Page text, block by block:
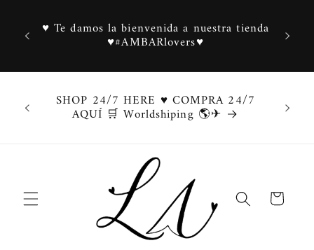
content
♥ Te damos la bienvenida a nuestra tienda
♥#AMBARlovers♥
SHOP 24/7 HERE ♥ COMPRA 24/7
AQUÍ 🛒 Worldshiping 🌎✈
Cart